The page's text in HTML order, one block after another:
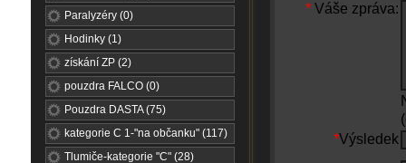
Paralyzéry (0)
Hodinky (1)
získání ZP (2)
pouzdra FALCO (0)
Pouzdra DASTA (75)
kategorie C 1-"na občanku" (117)
Tlumiče-kategorie "C" (28)
* Váše zpráva:
*Výsledek